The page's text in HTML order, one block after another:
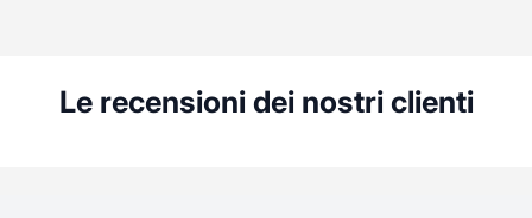
Le recensioni dei nostri clienti